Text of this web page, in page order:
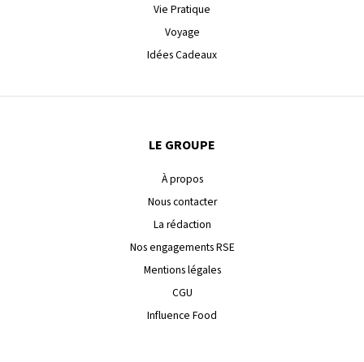
Vie Pratique
Voyage
Idées Cadeaux
LE GROUPE
À propos
Nous contacter
La rédaction
Nos engagements RSE
Mentions légales
CGU
Influence Food